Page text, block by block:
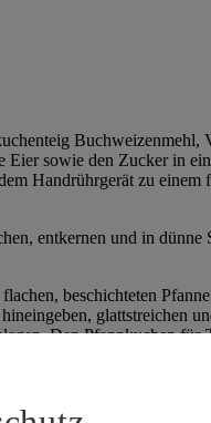
Buchweizenmehl,
Eier sowie den Zucker in
Handrührgerät zu einem
entkernen und in dünne
beschichteten
glattstreichen
Den Pfannkuchen für
Weiterverfahren, bis